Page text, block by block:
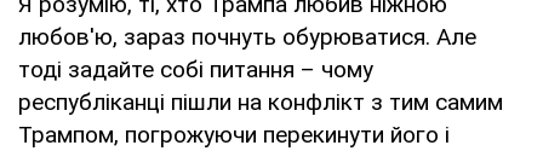
любов'ю, зараз почнуть обурюватися. Але
тоді задайте собі питання – чому
республіканці пішли на конфлікт з тим самим
Трампом, погрожуючи перекинути його і